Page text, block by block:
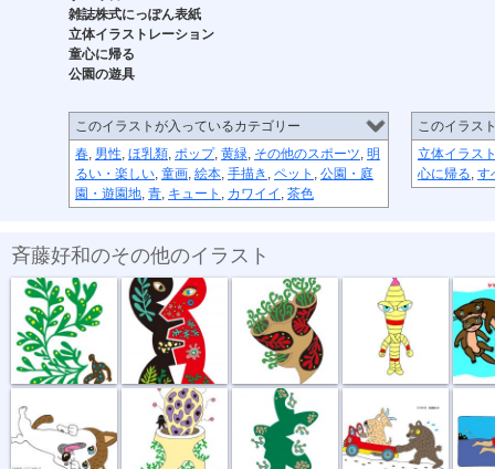
雑誌株式にっぽん表紙
立体イラストレーション
童心に帰る
公園の遊具
このイラストが入っているカテゴリー
春, 男性, ほ乳類, ポップ, 黄緑, その他のスポーツ, 明
るい・楽しい, 童画, 絵本, 手描き , ペット , 公園・庭
園・遊園地, 青, キュート , カワイイ , 茶色
このイラス
立体イラス
心に帰る, す
斉藤好和のその他のイラスト
植物のチカラ 組み合わせ 植木鉢
どう、このポ... おいしい匂い 新しい種 坂道登れば 遠泳